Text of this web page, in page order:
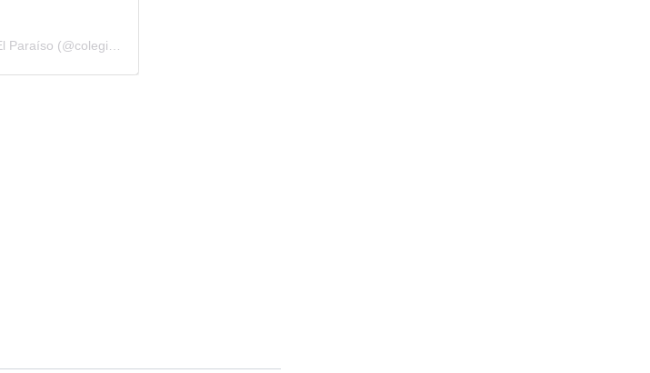
Una publicación compartida por Colegio La Presentación El Paraíso (@colegioelparaisolapresentacion)